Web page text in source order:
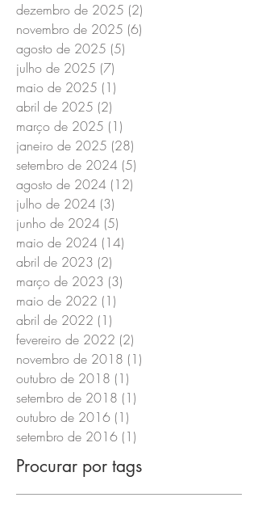
dezembro de 2025 (2)
novembro de 2025 (6)
agosto de 2025 (5)
julho de 2025 (7)
maio de 2025 (1)
abril de 2025 (2)
março de 2025 (1)
janeiro de 2025 (28)
setembro de 2024 (5)
agosto de 2024 (12)
julho de 2024 (3)
junho de 2024 (5)
maio de 2024 (14)
abril de 2023 (2)
março de 2023 (3)
maio de 2022 (1)
abril de 2022 (1)
fevereiro de 2022 (2)
novembro de 2018 (1)
outubro de 2018 (1)
setembro de 2018 (1)
outubro de 2016 (1)
setembro de 2016 (1)
Procurar por tags